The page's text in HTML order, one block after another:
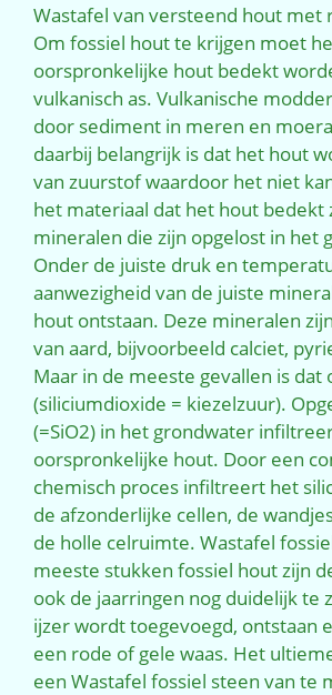
Wastafel van versteend hout met
Om fossiel hout te krijgen moet
oorspronkelijke hout bedekt
vulkanisch as. Vulkanische
door sediment in meren en
daarbij belangrijk is dat het hout
van zuurstof waardoor het niet
het materiaal dat het hout bedekt
mineralen die zijn opgelost in het
Onder de juiste druk en
aanwezigheid van de juiste
hout ontstaan. Deze mineralen
van aard, bijvoorbeeld calciet,
Maar in de meeste gevallen is dat
(siliciumdioxide = kiezelzuur).
(=SiO2) in het grondwater
oorspronkelijke hout. Door een
chemisch proces infiltreert het
de afzonderlijke cellen, de
de holle celruimte. Wastafel
meeste stukken fossiel hout zijn
ook de jaarringen nog duidelijk te
ijzer wordt toegevoegd, ontstaan
een rode of gele waas. Het
een Wastafel fossiel steen van te